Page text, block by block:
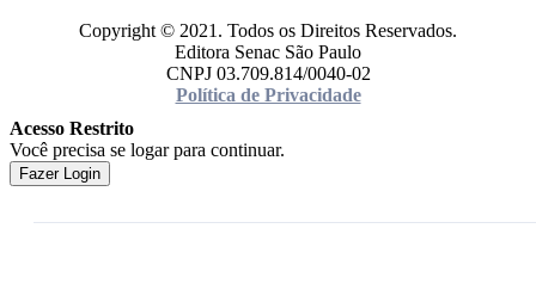
Copyright © 2021. Todos os Direitos Reservados.
Editora Senac São Paulo
CNPJ 03.709.814/0040-02
Política de Privacidade
Acesso Restrito
Você precisa se logar para continuar.
Fazer Login